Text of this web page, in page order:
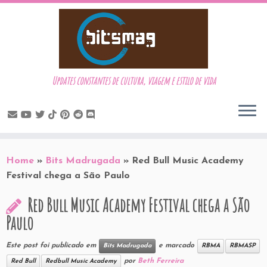
to
content
Updates constantes de cultura, viagem e estilo de vida
Home » Bits Madrugada » Red Bull Music Academy
Festival chega a São Paulo
Red Bull Music Academy Festival chega a São
Paulo
Este post foi publicado em Bits Madrugada e marcado RBMA RBMASP
Red Bull Redbull Music Academy por Beth Ferreira